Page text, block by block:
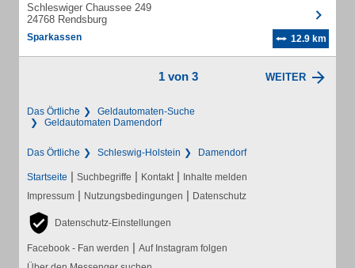
Schleswiger Chaussee 249
24768 Rendsburg
Sparkassen 12.9 km
1 von 3 WEITER
Das Örtliche
Geldautomaten-Suche
Geldautomaten Damendorf
Das Örtliche Schleswig-Holstein Damendorf
Startseite | Suchbegriffe | Kontakt | Inhalte melden
Impressum | Nutzungsbedingungen | Datenschutz
Datenschutz-Einstellungen
Facebook - Fan werden | Auf Instagram folgen